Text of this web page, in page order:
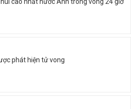
phát hiện tử vong